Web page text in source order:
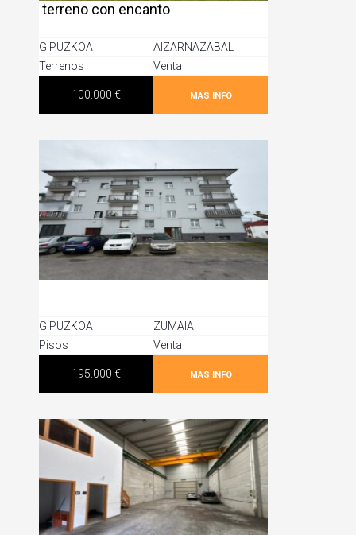
terreno con encanto
GIPUZKOA
AIZARNAZABAL
Terrenos
Venta
100.000 € MAS INFO
GIPUZKOA
ZUMAIA
Pisos
Venta
195.000 € MAS INFO